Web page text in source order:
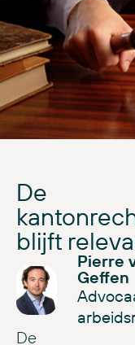
De
blijft
Pierre
Geffen
De